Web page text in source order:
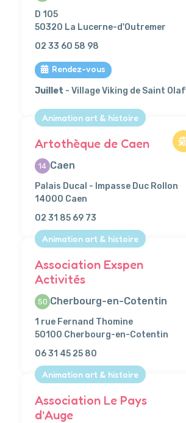
D 105
50320 La Lucerne-d'Outremer
02 33 60 58 98
Rendez-vous
Juillet - Village Viking de Saint Olaf
Animation art & histoire
Artothèque de Caen
14 Caen
Palais Ducal - Impasse Duc Rollon
14000 Caen
02 31 85 69 73
Animation art & histoire
Association Exspen
Activités
50 Cherbourg-en-Cotentin
1 rue Fernand Thomine
50100 Cherbourg-en-Cotentin
06 31 45 25 80
Animation art & histoire
Association Le Pays
d’Auge